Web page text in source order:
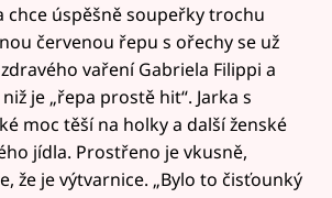
úspěšně soupeřky trochu
červenou řepu s ořechy se už
vaření Gabriela Filippi a
je „řepa prostě hit“. Jarka s
moc těší na holky a další ženské
jídla. Prostřeno je vkusně,
že je výtvarnice. „Bylo to čisťounký